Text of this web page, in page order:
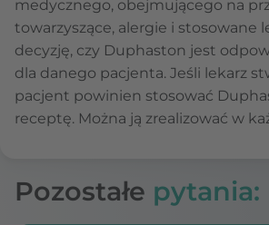
medycznego, obejmującego na
towarzyszące, alergie i stosowane
decyzję, czy Duphaston jest
dla danego pacjenta. Jeśli lekarz
pacjent powinien stosować
receptę. Można ją zrealizować w
Pozostałe pytania: